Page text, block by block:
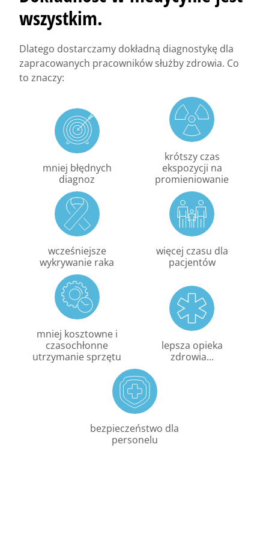
wszystkim.
Dlatego dostarczamy dokładną diagnostykę dla
zapracowanych pracowników służby zdrowia. Co
to znaczy:
mniej błędnych
diagnoz
krótszy czas
ekspozycji na
promieniowanie
wcześniejsze
wykrywanie raka
więcej czasu dla
pacjentów
mniej kosztowne i
czasochłonne
utrzymanie sprzętu
lepsza opieka
zdrowia...
bezpieczeństwo dla
personelu